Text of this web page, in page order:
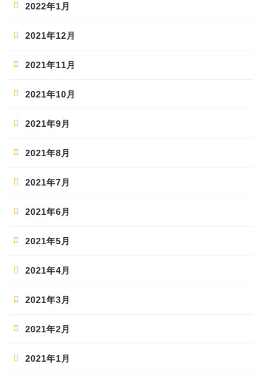
2022年1月
2021年12月
2021年11月
2021年10月
2021年9月
2021年8月
2021年7月
2021年6月
2021年5月
2021年4月
2021年3月
2021年2月
2021年1月